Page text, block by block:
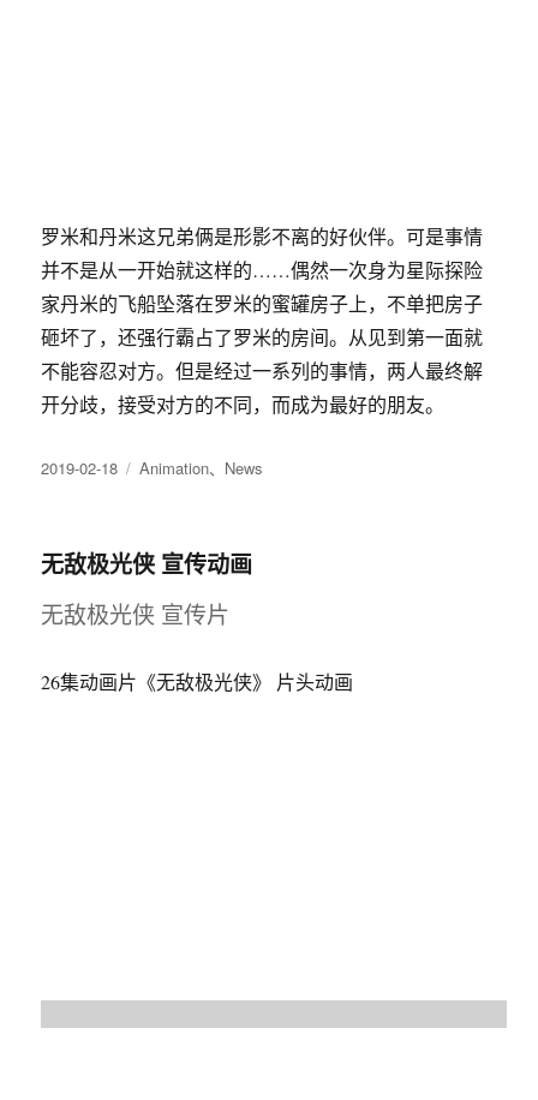
罗米和丹米这兄弟俩是形影不离的好伙伴。可是事情
并不是从一开始就这样的……偶然一次身为星际探险
家丹米的飞船坠落在罗米的蜜罐房子上，不单把房子
砸坏了，还强行霸占了罗米的房间。从见到第一面就
不能容忍对方。但是经过一系列的事情，两人最终解
开分歧，接受对方的不同，而成为最好的朋友。
发
2019-02-18
分
Animation、 News
无敌极光侠 宣传动画
无敌极光侠 宣传片
26集动画片《无敌极光侠》 片头动画